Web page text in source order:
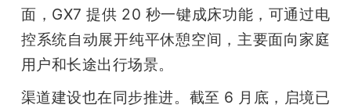
面，GX7 提供 20 秒一键成床功能，可通过电
控系统自动展开纯平休憩空间，主要面向家庭
用户和长途出行场景。
渠道建设也在同步推进。截至 6 月底，启境已